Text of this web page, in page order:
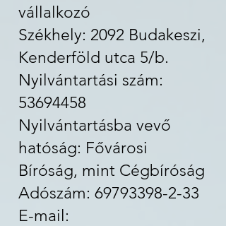
vállalkozó
Székhely: 2092 Budakeszi,
Kenderföld utca 5/b.
Nyilvántartási szám:
53694458
Nyilvántartásba vevő
hatóság: Fővárosi
Bíróság, mint Cégbíróság
Adószám: 69793398-2-33
E-mail: